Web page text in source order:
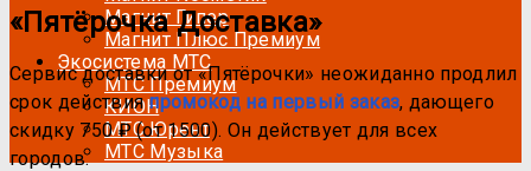
Магнит Гипер
Магнит Плюс Премиум
Экосистема МТС
МТС Премиум
КИОН
МТС Юрент
МТС Музыка
«Пятёрочка Доставка»
Сервис доставки от «Пятёрочки» неожиданно продлил
срок действияпромокод на первый заказ, дающего
скидку 750 ₽ (от 1500). Он действует для всех
городов.